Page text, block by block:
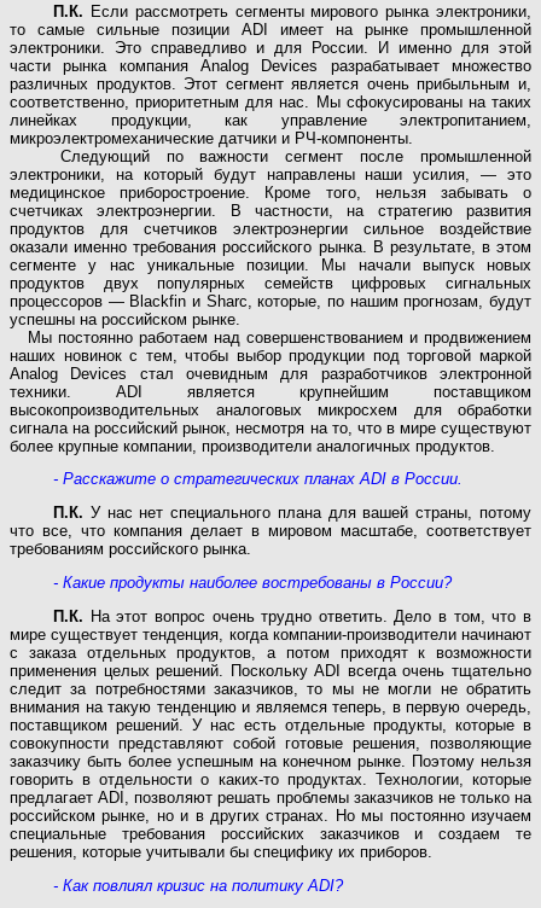
П.К. Если рассмотреть сегменты мирового рынка электроники,
то самые сильные позиции ADI имеет на рынке промышленной
электроники. Это справедливо и для России. И именно для этой
части рынка компания Analog Devices разрабатывает множество
различных продуктов. Этот сегмент является очень прибыльным и,
соответственно, приоритетным для нас. Мы сфокусированы на таких
линейках продукции, как управление электропитанием,
микроэлектромеханические датчики и РЧ-компоненты.
Следующий по важности сегмент после промышленной
электроники, на который будут направлены наши усилия, — это
медицинское приборостроение. Кроме того, нельзя забывать о
счетчиках электроэнергии. В частности, на стратегию развития
продуктов для счетчиков электроэнергии сильное воздействие
оказали именно требования российского рынка. В результате, в этом
сегменте у нас уникальные позиции. Мы начали выпуск новых
продуктов двух популярных семейств цифровых сигнальных
процессоров — Blackfin и Sharc, которые, по нашим прогнозам, будут
успешны на российском рынке.
Мы постоянно работаем над совершенствованием и продвижением
наших новинок с тем, чтобы выбор продукции под торговой маркой
Analog Devices стал очевидным для разработчиков электронной
техники. ADI является крупнейшим поставщиком
высокопроизводительных аналоговых микросхем для обработки
сигнала на российский рынок, несмотря на то, что в мире существуют
более крупные компании, производители аналогичных продуктов.
- Расскажите о стратегических планах ADI в России.
П.К. У нас нет специального плана для вашей страны, потому
что все, что компания делает в мировом масштабе, соответствует
требованиям российского рынка.
- Какие продукты наиболее востребованы в России?
П.К. На этот вопрос очень трудно ответить. Дело в том, что в
мире существует тенденция, когда компании-производители начинают
с заказа отдельных продуктов, а потом приходят к возможности
применения целых решений. Поскольку ADI всегда очень тщательно
следит за потребностями заказчиков, то мы не могли не обратить
внимания на такую тенденцию и являемся теперь, в первую очередь,
поставщиком решений. У нас есть отдельные продукты, которые в
совокупности представляют собой готовые решения, позволяющие
заказчику быть более успешным на конечном рынке. Поэтому нельзя
говорить в отдельности о каких-то продуктах. Технологии, которые
предлагает ADI, позволяют решать проблемы заказчиков не только на
российском рынке, но и в других странах. Но мы постоянно изучаем
специальные требования российских заказчиков и создаем те
решения, которые учитывали бы специфику их приборов.
- Как повлиял кризис на политику АDI?